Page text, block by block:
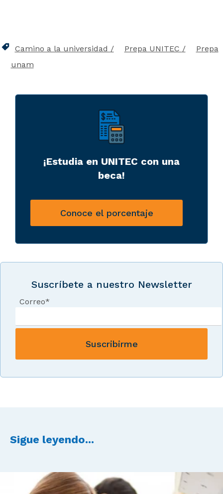
Camino a la universidad Prepa UNITEC
Prepa
unam
¡Estudia en UNITEC con una
beca!
Conoce el porcentaje
Suscríbete a nuestro Newsletter
Correo*
Sigue leyendo...